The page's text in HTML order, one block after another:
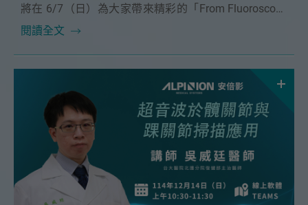
將在 6/7（日）為大家帶來精彩的「From Fluoroscopy
to Ultrasound: Choosing the Right Target in
閱讀全文